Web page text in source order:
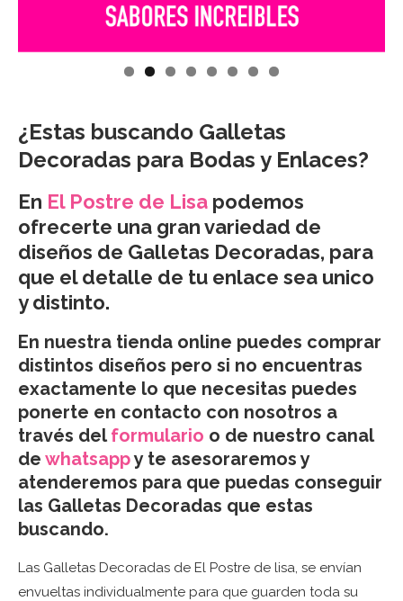
¿Estas buscando Galletas
Decoradas para Bodas y Enlaces?
En El Postre de Lisa podemos
ofrecerte una gran variedad de
diseños de Galletas Decoradas, para
que el detalle de tu enlace sea unico
y distinto.
En nuestra tienda online puedes comprar
distintos diseños pero si no encuentras
exactamente lo que necesitas puedes
ponerte en contacto con nosotros a
través del formulario o de nuestro canal
de whatsappy te asesoraremos y
atenderemos para que puedas conseguir
las Galletas Decoradas que estas
buscando.
Las Galletas Decoradas de El Postre de lisa, se envían
envueltas individualmente para que guarden toda su